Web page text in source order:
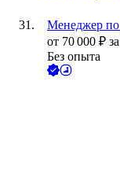
Менеджер по
от 70 000 ₽
Без опыта